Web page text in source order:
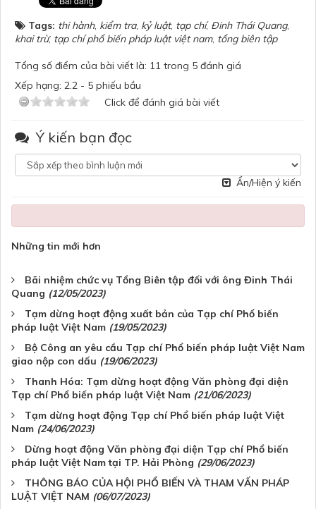
Tags: thi hành, kiểm tra, kỷ luật, tạp chí, Đinh Thái Quang,
khai trừ, tạp chí phổ biến pháp luật việt nam, tổng biên tập
Tổng số điểm của bài viết là: 11 trong 5 đánh giá
Xếp hạng: 2.2 - 5 phiếu bầu
Click để đánh giá bài viết
Ý kiến bạn đọc
Ẩn/Hiện ý kiến
Những tin mới hơn
Bãi nhiệm chức vụ Tổng Biên tập đối với ông Đinh Thái
Quang (12/05/2023)
Tạm dừng hoạt động xuất bản của Tạp chí Phổ biến
pháp luật Việt Nam (19/05/2023)
Bộ Công an yêu cầu Tạp chí Phổ biến pháp luật Việt Nam
giao nộp con dấu (19/06/2023)
Thanh Hóa: Tạm dừng hoạt động Văn phòng đại diện
Tạp chí Phổ biến pháp luật Việt Nam (21/06/2023)
Tạm dừng hoạt động Tạp chí Phổ biến pháp luật Việt
Nam (24/06/2023)
Dừng hoạt động Văn phòng đại diện Tạp chí Phổ biến
pháp luật Việt Nam tại TP. Hải Phòng (29/06/2023)
THÔNG BÁO CỦA HỘI PHỔ BIẾN VÀ THAM VẤN PHÁP
LUẬT VIỆT NAM (06/07/2023)